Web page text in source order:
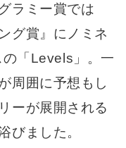
ラミー賞では
グ賞』にノミネ
「Levels」。一
周囲に予想もし
ーが展開される
びました。